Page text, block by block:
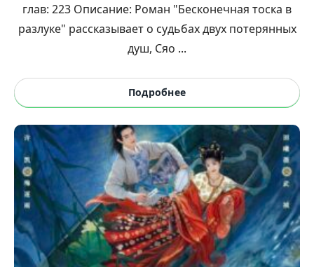
глав: 223 Описание: Роман "Бесконечная тоска в
разлуке" рассказывает о судьбах двух потерянных
душ, Сяо ...
Подробнее